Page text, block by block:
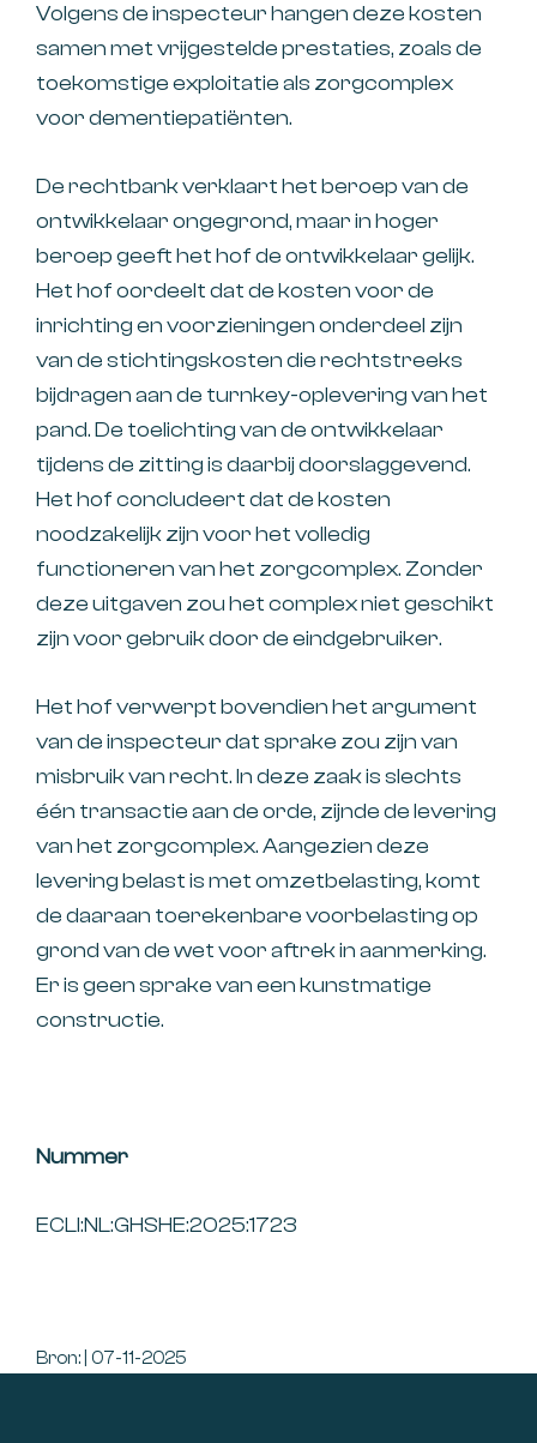
Volgens de inspecteur hangen deze kosten
samen met vrijgestelde prestaties, zoals de
toekomstige exploitatie als zorgcomplex
voor dementiepatiënten.
De rechtbank verklaart het beroep van de
ontwikkelaar ongegrond, maar in hoger
beroep geeft het hof de ontwikkelaar gelijk.
Het hof oordeelt dat de kosten voor de
inrichting en voorzieningen onderdeel zijn
van de stichtingskosten die rechtstreeks
bijdragen aan de turnkey-oplevering van het
pand. De toelichting van de ontwikkelaar
tijdens de zitting is daarbij doorslaggevend.
Het hof concludeert dat de kosten
noodzakelijk zijn voor het volledig
functioneren van het zorgcomplex. Zonder
deze uitgaven zou het complex niet geschikt
zijn voor gebruik door de eindgebruiker.
Het hof verwerpt bovendien het argument
van de inspecteur dat sprake zou zijn van
misbruik van recht. In deze zaak is slechts
één transactie aan de orde, zijnde de levering
van het zorgcomplex. Aangezien deze
levering belast is met omzetbelasting, komt
de daaraan toerekenbare voorbelasting op
grond van de wet voor aftrek in aanmerking.
Er is geen sprake van een kunstmatige
constructie.
Nummer
ECLI:NL:GHSHE:2025:1723
Bron: | 07-11-2025